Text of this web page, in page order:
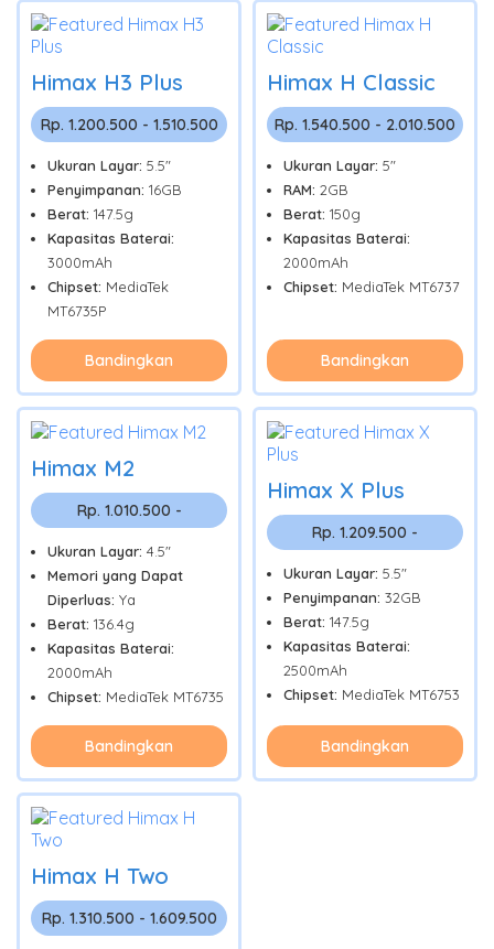
Himax H3 Plus
Rp. 1.200.500 - 1.510.500
Ukuran Layar: 5.5"
Penyimpanan: 16GB
Berat: 147.5g
Kapasitas Baterai:
3000mAh
Chipset: MediaTek
MT6735P
Bandingkan
Himax H Classic
Rp. 1.540.500 - 2.010.500
Ukuran Layar: 5"
RAM: 2GB
Berat: 150g
Kapasitas Baterai:
2000mAh
Chipset: MediaTek MT6737
Bandingkan
Himax M2
Rp. 1.010.500 -
Ukuran Layar: 4.5"
Memori yang Dapat
Diperluas: Ya
Berat: 136.4g
Kapasitas Baterai:
2000mAh
Chipset: MediaTek MT6735
Bandingkan
Himax X Plus
Rp. 1.209.500 -
Ukuran Layar: 5.5"
Penyimpanan: 32GB
Berat: 147.5g
Kapasitas Baterai:
2500mAh
Chipset: MediaTek MT6753
Bandingkan
Himax H Two
Rp. 1.310.500 - 1.609.500